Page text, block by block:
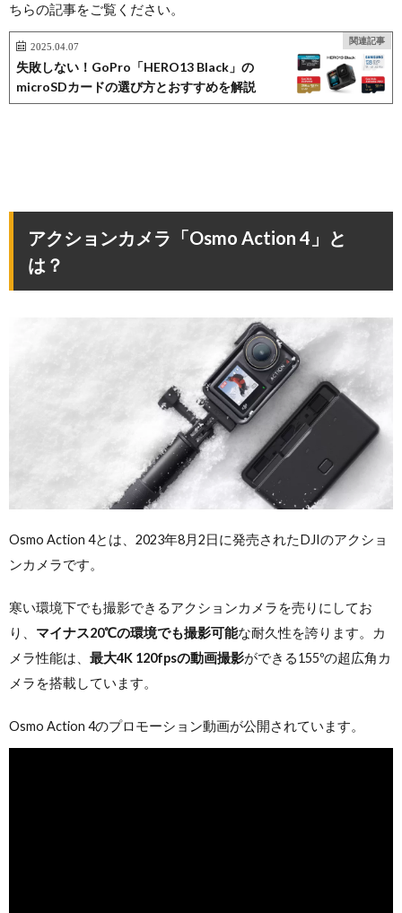
ちらの記事をご覧ください。
関連記事
2025.04.07
失敗しない！GoPro「HERO13 Black」の
microSDカードの選び方とおすすめを解説
アクションカメラ「Osmo Action 4」と
は？
Osmo Action 4とは、2023年8月2日に発売されたDJIのアクショ
ンカメラです。
寒い環境下でも撮影できるアクションカメラを売りにしてお
り、 マイナス20℃の環境でも撮影可能な耐久性を誇ります。カ
メラ性能は、 最大4K 120fpsの動画撮影ができる155ºの超広角カ
メラを搭載しています。
Osmo Action 4のプロモーション動画が公開されています。